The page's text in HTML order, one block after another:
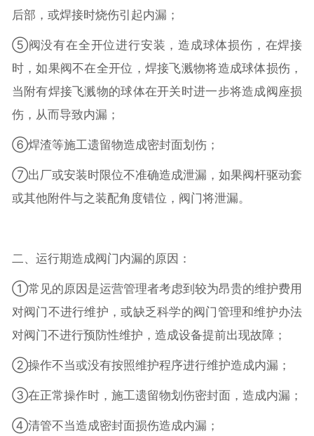
后部，或焊接时烧伤引起内漏；
⑤阀没有在全开位进行安装，造成球体损伤，在焊接
时，如果阀不在全开位，焊接飞溅物将造成球体损伤，
当附有焊接飞溅物的球体在开关时进一步将造成阀座损
伤，从而导致内漏；
⑥焊渣等施工遗留物造成密封面划伤；
⑦出厂或安装时限位不准确造成泄漏，如果阀杆驱动套
或其他附件与之装配角度错位，阀门将泄漏。
二、运行期造成阀门内漏的原因：
①常见的原因是运营管理者考虑到较为昂贵的维护费用
对阀门不进行维护，或缺乏科学的阀门管理和维护办法
对阀门不进行预防性维护，造成设备提前出现故障；
②操作不当或没有按照维护程序进行维护造成内漏；
③在正常操作时，施工遗留物划伤密封面，造成内漏；
④清管不当造成密封面损伤造成内漏；